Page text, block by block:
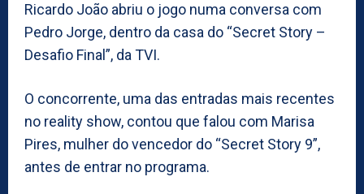
Ricardo João abriu o jogo numa conversa com
Pedro Jorge, dentro da casa do “Secret Story –
Desafio Final”, da TVI.
O concorrente, uma das entradas mais recentes
no reality show, contou que falou com Marisa
Pires, mulher do vencedor do “Secret Story 9”,
antes de entrar no programa.